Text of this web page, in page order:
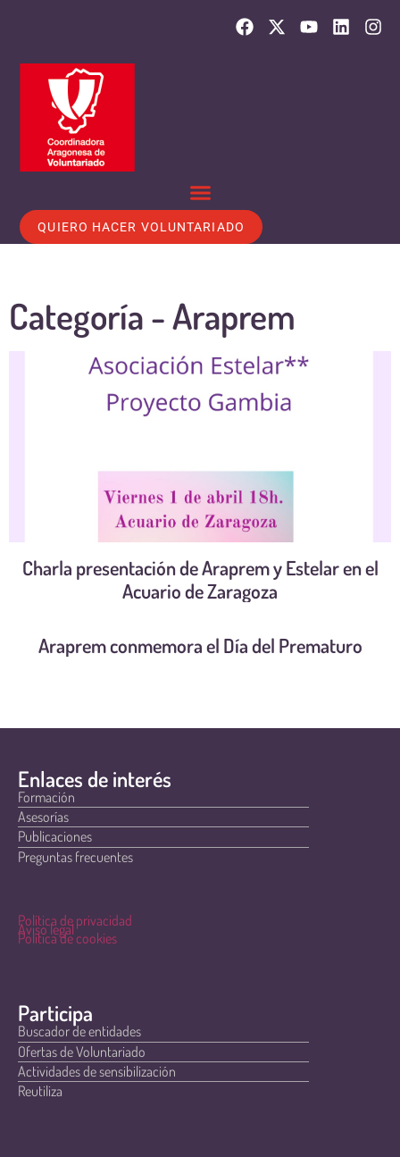
QUIERO HACER VOLUNTARIADO
Categoría -Araprem
Charla presentación de Araprem y Estelar en el
Acuario de Zaragoza
Araprem conmemora el Día del Prematuro
Enlaces de interés
Formación
Asesorías
Publicaciones
Preguntas frecuentes
Política de privacidad
Aviso legal
Política de cookies
Participa
Buscador de entidades
Ofertas de Voluntariado
Actividades de sensibilización
Reutiliza